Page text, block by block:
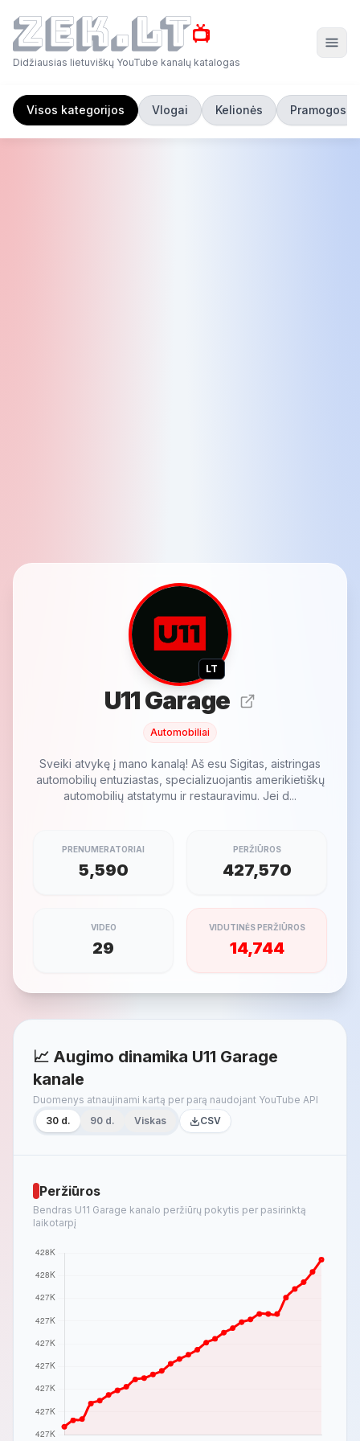
📺
Didžiausias lietuviškų YouTube kanalų katalogas
Visos kategorijos Vlogai Kelionės Pramogos
LT
U11 Garage
Automobiliai
Sveiki atvykę į mano kanalą! Aš esu Sigitas, aistringas
automobilių entuziastas, specializuojantis amerikietiškų
automobilių atstatymu ir restauravimu. Jei d...
PRENUMERATORIAI
5,590
PERŽIŪROS
427,570
VIDEO
29
VIDUTINĖS PERŽIŪROS
14,744
📈 Augimo dinamika U11 Garage
kanale
Duomenys atnaujinami kartą per parą naudojant YouTube API
30 d.
90 d. Viskas CSV
Peržiūros
Bendras U11 Garage kanalo peržiūrų pokytis per pasirinktą
laikotarpį